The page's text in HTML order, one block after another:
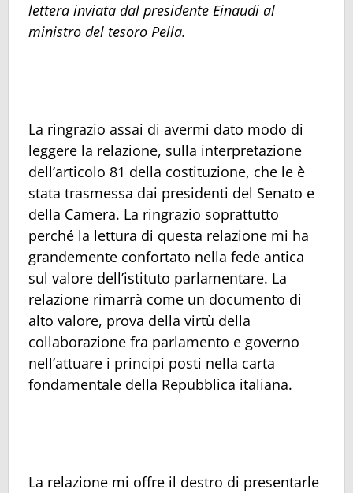
lettera inviata dal presidente Einaudi al
ministro del tesoro Pella.
La ringrazio assai di avermi dato modo di
leggere la relazione, sulla interpretazione
dell’articolo 81 della costituzione, che le è
stata trasmessa dai presidenti del Senato e
della Camera. La ringrazio soprattutto
perché la lettura di questa relazione mi ha
grandemente confortato nella fede antica
sul valore dell’istituto parlamentare. La
relazione rimarrà come un documento di
alto valore, prova della virtù della
collaborazione fra parlamento e governo
nell’attuare i principi posti nella carta
fondamentale della Repubblica italiana.
La relazione mi offre il destro di presentarle